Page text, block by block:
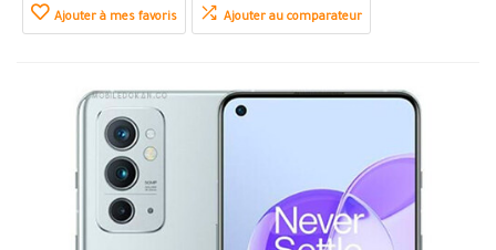
Ajouter à mes favoris Ajouter au comparateur